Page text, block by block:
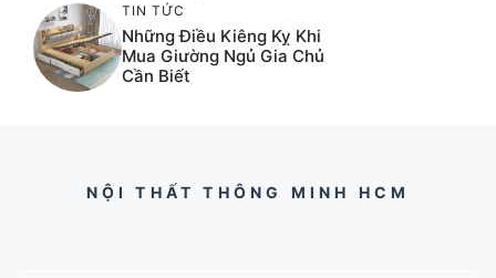
TIN TỨC
Những Điều Kiêng Kỵ Khi
Mua Giường Ngủ Gia Chủ
Cần Biết
NỘI THẤT THÔNG MINH HCM